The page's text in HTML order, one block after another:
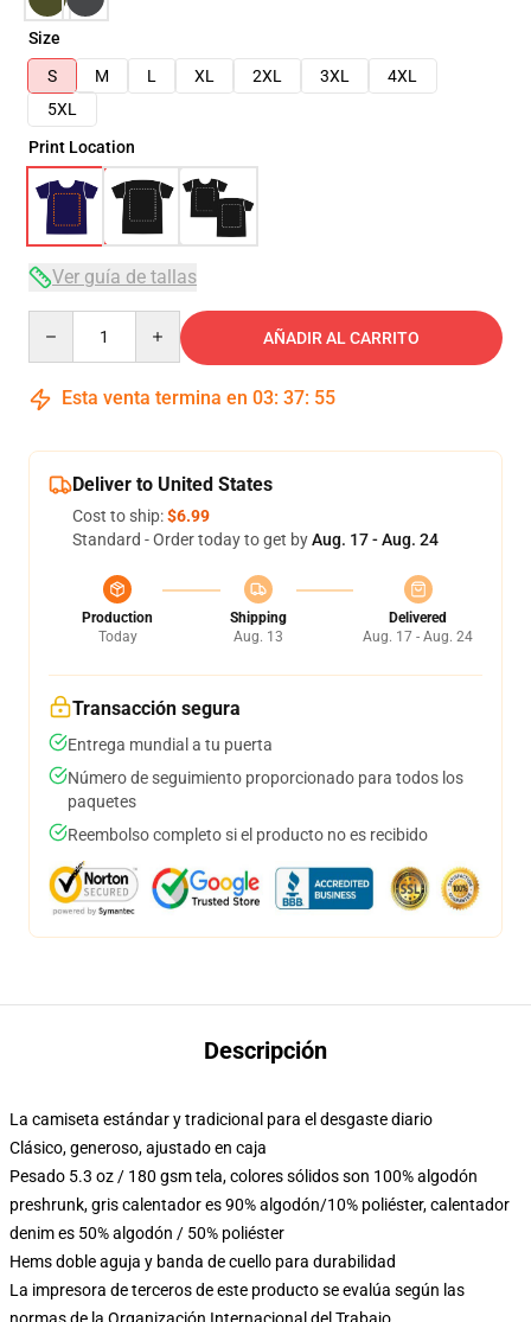
Size
S
M L XL 2XL 3XL
4XL
5XL
Print Location
Ver guía de tallas
AÑADIR AL CARRITO
Esta venta termina en 03: 37: 54
Deliver to United States
Cost to ship:$6.99
Standard - Order today to get byAug. 17 - Aug. 24
Production
Today
Shipping
Aug. 13
Delivered
Aug. 17 - Aug. 24
Transacción segura
Entrega mundial a tu puerta
Número de seguimiento proporcionado para todos los
paquetes
Reembolso completo si el producto no es recibido
Descripción
La camiseta estándar y tradicional para el desgaste diario
Clásico, generoso, ajustado en caja
Pesado 5.3 oz / 180 gsm tela, colores sólidos son 100% algodón
preshrunk, gris calentador es 90% algodón/10% poliéster, calentador
denim es 50% algodón / 50% poliéster
Hems doble aguja y banda de cuello para durabilidad
La impresora de terceros de este producto se evalúa según las